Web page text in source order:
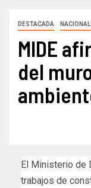
DESTACADA
MIDE
del
El Ministerio de
trabajos de